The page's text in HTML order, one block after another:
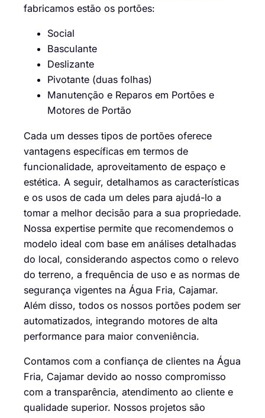
fabricamos estão os portões:
Social
Basculante
Deslizante
Pivotante (duas folhas)
Manutenção e Reparos em Portões e
Motores de Portão
Cada um desses tipos de portões oferece
vantagens específicas em termos de
funcionalidade, aproveitamento de espaço e
estética. A seguir, detalhamos as características
e os usos de cada um deles para ajudá-lo a
tomar a melhor decisão para a sua propriedade.
Nossa expertise permite que recomendemos o
modelo ideal com base em análises detalhadas
do local, considerando aspectos como o relevo
do terreno, a frequência de uso e as normas de
segurança vigentes na Água Fria, Cajamar.
Além disso, todos os nossos portões podem ser
automatizados, integrando motores de alta
performance para maior conveniência.
Contamos com a confiança de clientes na Água
Fria, Cajamar devido ao nosso compromisso
com a transparência, atendimento ao cliente e
qualidade superior. Nossos projetos são